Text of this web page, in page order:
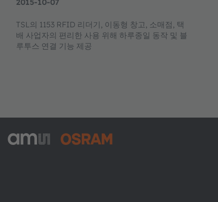
2015-10-07
TSL의 1153 RFID 리더기, 이동형 창고, 소매점, 택
배 사업자의 편리한 사용 위해 하루종일 동작 및 블
루투스 연결 기능 제공